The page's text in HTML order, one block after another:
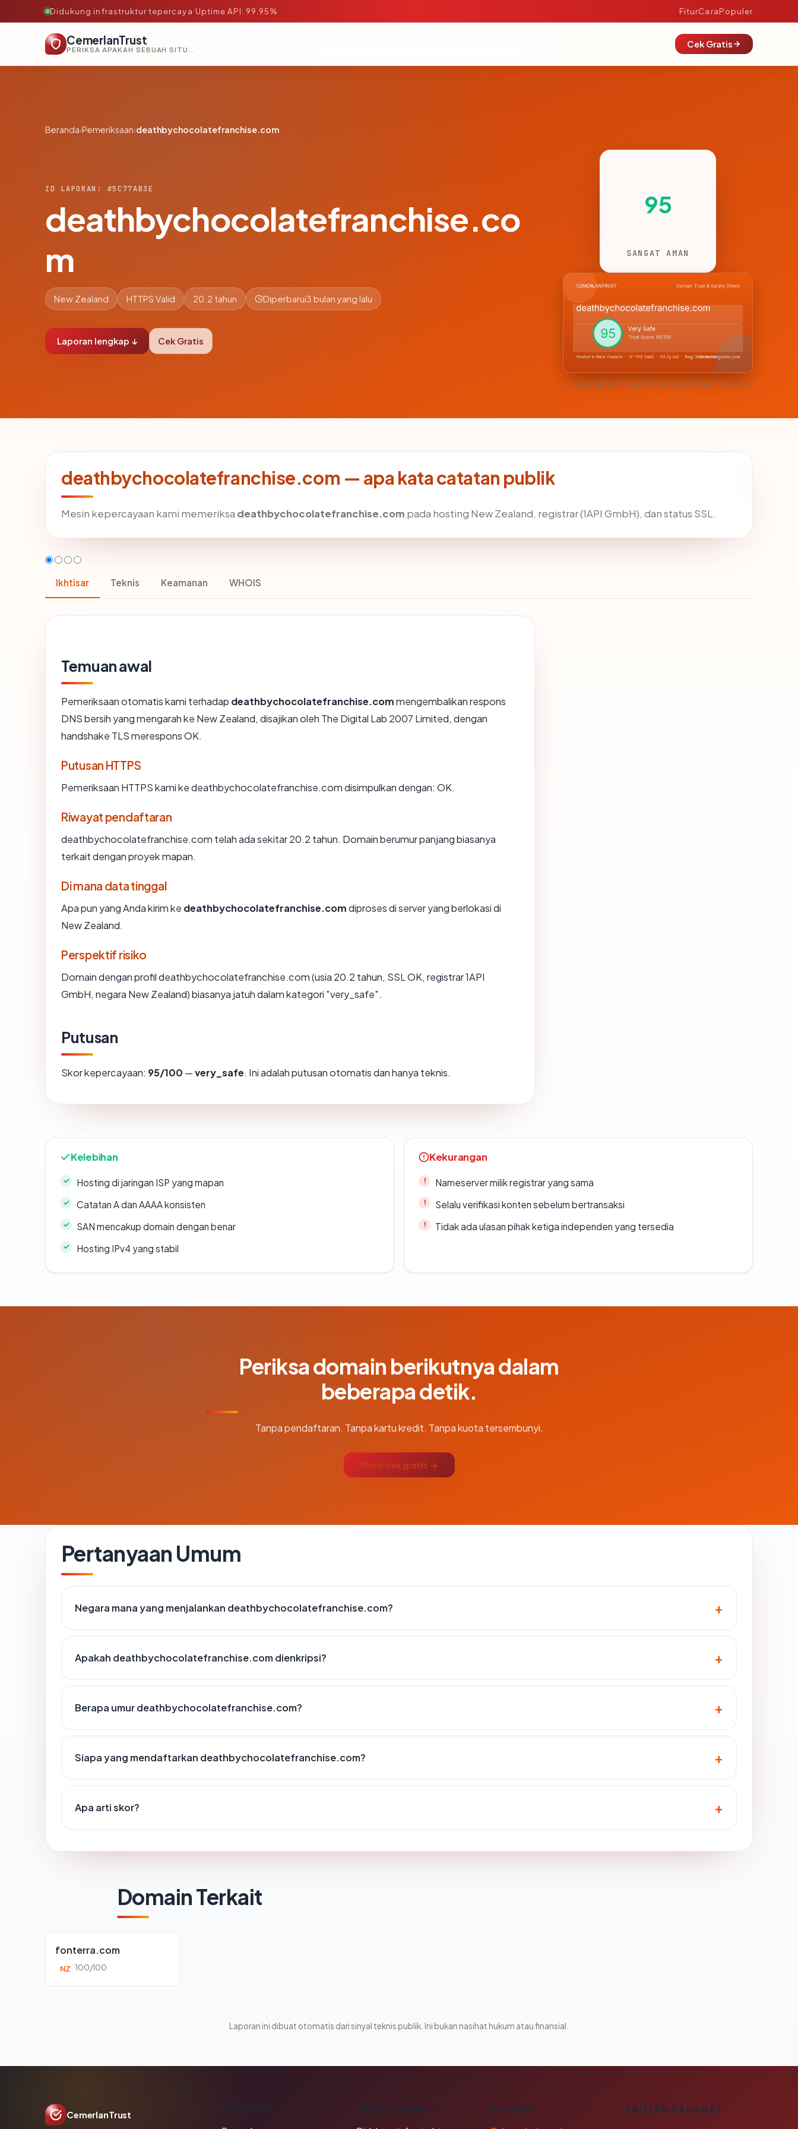
Didukung infrastruktur tepercaya·Uptime API: 99.95% FiturCaraPopuler
CemerlanTrust
PERIKSA APAKAH SEBUAH SITUS AMAN, TEPERCAYA, DAN TERVERIFIKASI DALAM HITUNGAN DETIK.
Cek Gratis
Beranda›Pemeriksaan›deathbychocolatefranchise.com
ID LAPORAN: #5C77AB3E
deathbychocolatefranchise.co
m
New Zealand HTTPS Valid 20.2 tahun Diperbarui3 bulan yang lalu
Laporan lengkap ↓ Cek Gratis
95
SANGAT AMAN
CemerlanTrust · deathbychocolatefranchise.com
deathbychocolatefranchise.com — apa kata catatan publik
Mesin kepercayaan kami memeriksa deathbychocolatefranchise.com pada hosting New Zealand, registrar (1API GmbH), dan status SSL.
Ikhtisar Teknis Keamanan WHOIS
Temuan awal
Pemeriksaan otomatis kami terhadap deathbychocolatefranchise.commengembalikan respons
DNS bersih yang mengarah ke New Zealand, disajikan oleh The Digital Lab 2007 Limited, dengan
handshake TLS merespons OK.
Putusan HTTPS
Pemeriksaan HTTPS kami ke deathbychocolatefranchise.com disimpulkan dengan: OK.
Riwayat pendaftaran
deathbychocolatefranchise.com telah ada sekitar 20.2 tahun. Domain berumur panjang biasanya
terkait dengan proyek mapan.
Di mana data tinggal
Apa pun yang Anda kirim ke deathbychocolatefranchise.comdiproses di server yang berlokasi di
New Zealand.
Perspektif risiko
Domain dengan profil deathbychocolatefranchise.com (usia 20.2 tahun, SSL OK, registrar 1API
GmbH, negara New Zealand) biasanya jatuh dalam kategori "very_safe".
Putusan
Skor kepercayaan: 95/100 —very_safe. Ini adalah putusan otomatis dan hanya teknis.
Kelebihan
Hosting di jaringan ISP yang mapan
Catatan A dan AAAA konsisten
SAN mencakup domain dengan benar
Hosting IPv4 yang stabil
Kekurangan
Nameserver milik registrar yang sama
Selalu verifikasi konten sebelum bertransaksi
Tidak ada ulasan pihak ketiga independen yang tersedia
Periksa domain berikutnya dalam
beberapa detik.
Tanpa pendaftaran. Tanpa kartu kredit. Tanpa kuota tersembunyi.
Mulai cek gratis →
Pertanyaan Umum
Negara mana yang menjalankan deathbychocolatefranchise.com?
Apakah deathbychocolatefranchise.com dienkripsi?
Berapa umur deathbychocolatefranchise.com?
Siapa yang mendaftarkan deathbychocolatefranchise.com?
Apa arti skor?
Domain Terkait
fonterra.com
NZ 100/100
Laporan ini dibuat otomatis dari sinyal teknis publik. Ini bukan nasihat hukum atau finansial.
CemerlanTrust PERUSAHAAN BAHASA TAUTAN SAHABAT